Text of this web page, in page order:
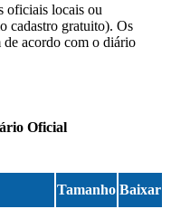
oficiais locais ou
cadastro gratuito). Os
de acordo com o diário
Oficial
Tamanho Baixar